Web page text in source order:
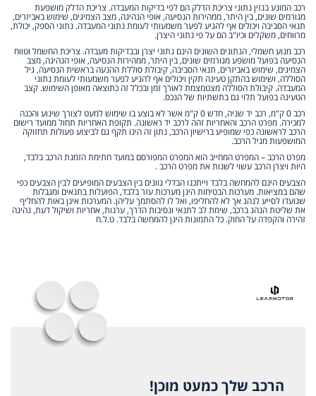
רכב המונע בנזין נתוני צריכת הדלק הם לפי בדיקות המעבדה. צריכת הדלק מושפעת
מגורמים שונים, בין היתר, ממהירות הנסיעה, אופי הנהיגה, מצב הצמיגים, שימוש באביזרים,
תנאי הסביבה ויכולים אף להגיע לפער משמעותי לעומת נתוני המעבדה. נתוני הספק, יכולת,
מרווחים, משקלים וכיו"ב הם על פי נתוני היצרן.
רכב מנוע חשמלי, הנתונים השונים הינם נתוני יצרן ובבדיקות מעבדה. צריכת החשמל וטווח
הנסיעה בפועל מושפע מגורמים שונים, בין היתר, ממהירות הנסיעה, אופי הנהיגה, מצב
הצמיגים, שימוש באביזרים, תנאי הסביבה, קיבולת סוללת ההנעה בראשית הנסיעה, גיל
הסוללה, ושימוש בהתקן טעינה תקין ויכולים אף להגיע לפער משמעותי לעומת נתוני
המעבדה. קיבולת הסוללה מצטמצמת לאורך זמן ובכלל זה כתוצאה מאופן השימוש. קצב
הטעינה בפועל תלוי גם בתשתיות של הנכס.
רכב 0 ק"מ, רכב יד שניה, חדש 0 ק"מ אשר לא בוצע בו שימוש למעט לצורך שינוע והכנה
למכירה. מפרט הרכב והאחריות זהה לרכב יד ראשונה. תקופת האחריות תחול ממועד רישום
הרכב לראשונה כפי שמופיע ברישיון הרכב, נתון זה הינו תקף גם לביצוע פעולות תחזוקה
המושפעות מגיל הרכב.
מפרט הרכב – המפרט המחייב הוא המפרט המפורסם במועד חתימת הזמנת הרכב בלבד,
היות ויצרן הרכב עשוי לשנות את מפרט הרכב .
הצבעים הינם להמחשה בלבד וייתכנו הבדלי גוונים בין הצבעים המופיעים לבין הצבעים כפי
שהם במציאות. מערכות הבטיחות הינן מערכות עזר בלבד, הפועלות בתנאים ומגבלות
שנועדו לסייע לנהג אך לא להחליפו, ואל לו להסתמך עליהן. המערכות אינן באות להחליף
את שליטת הנהג ברכב, שימת לב לתנאי ונסיבות הדרך, ערנות, אחריות ושיקול דעת, נהיגה
זהירה והקפדה על החוק. כל התמונות הינן להמחשה בלבד. ט.ל.ח
הרכב שלך כמעט מוכן!